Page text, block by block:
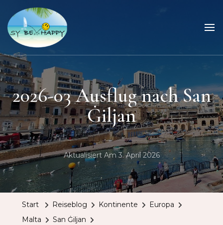
Sailing Be Happy
ein Traum wird wahr
2026-03 Ausflug nach San
Ġiljan
Aktualisiert Am3. April 2026
Start Reiseblog Kontinente
Europa
Malta
San Ġiljan